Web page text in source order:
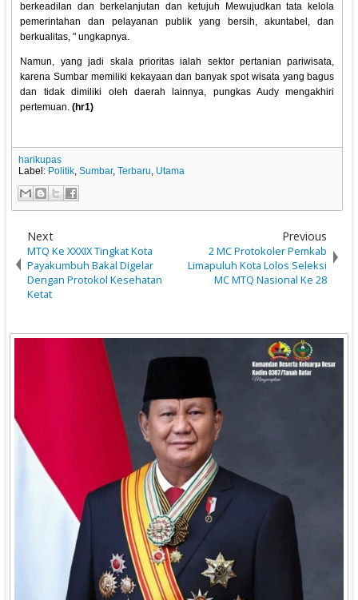
berkeadilan dan berkelanjutan dan ketujuh Mewujudkan tata kelola
pemerintahan dan pelayanan publik yang bersih, akuntabel, dan
berkualitas, " ungkapnya.
Namun, yang jadi skala prioritas ialah sektor pertanian pariwisata,
karena Sumbar memiliki kekayaan dan banyak spot wisata yang bagus
dan tidak dimiliki oleh daerah lainnya, pungkas Audy mengakhiri
pertemuan. (hr1)
harikupas
Label: Politik ,Sumbar,Terbaru Utama
Next
MTQ Ke XXXIX Tingkat Kota
Payakumbuh Bakal Digelar
Dengan Protokol Kesehatan
Ketat
Previous
2 MC Protokoler Pemkab
Limapuluh Kota Lolos Seleksi
MC MTQ Nasional Ke 28